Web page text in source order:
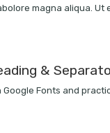
magna aliqua. Ut
&
Google Fonts and